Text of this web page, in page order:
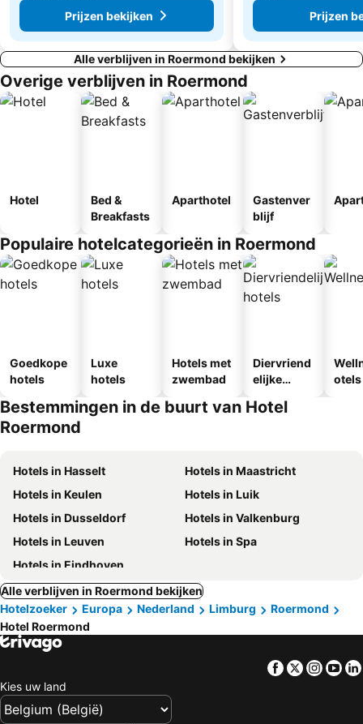
Prijzen bekijken
Prijzen
Alle verblijven in Roermond bekijken
Overige verblijven in Roermond
Hotel
Bed &
Breakfasts
Aparthotel
Gastenver
blijf
Populaire hotelcategorieën in Roermond
Goedkope
hotels
Luxe
hotels
Hotels met
zwembad
Diervriend
elijke
otels
Bestemmingen in de buurt van Hotel
Roermond
Hotels in Hasselt
Hotels in Maastricht
Hotels in Keulen
Hotels in Luik
Hotels in Dusseldorf
Hotels in Valkenburg
Hotels in Leuven
Hotels in Spa
Hotels in Eindhoven
Alle verblijven in Roermond bekijken
Hotelzoeker
Europa Nederland Limburg
Roermond
Hotel Roermond
Facebook
Twitter
Kies uw land